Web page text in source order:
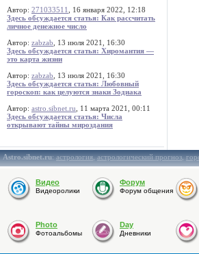
Автор: 271033511
, 16 января 2022, 12:18
Здесь обсуждается статья: Как рассчитать
личное денежное число
Автор: zabzab , 13 июля 2021, 16:30
Здесь обсуждается статья: Хиромантия —
это карта жизни
Автор: zabzab , 13 июля 2021, 16:30
Здесь обсуждается статья: Любовный
гороскоп: как целуются знаки Зодиака
Автор: astro.sibnet.ru , 11 марта 2021, 00:11
Здесь обсуждается статья: Числа
открывают тайны мироздания
Astro.sibnet.ru:астрология,астрологический прогноз,
Видео
Видеоролики
Форум
Форум общения
Photo
Фотоальбомы
Day
Дневники